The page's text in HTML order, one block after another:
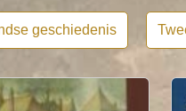
geschiedenis